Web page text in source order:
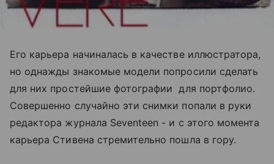
Его карьера начиналась в качестве иллюстратора,
но однажды знакомые модели попросили сделать
для них простейшие фотографии для портфолио.
Совершенно случайно эти снимки попали в руки
редактора журнала Seventeen - и с этого момента
карьера Стивена стремительно пошла в гору.